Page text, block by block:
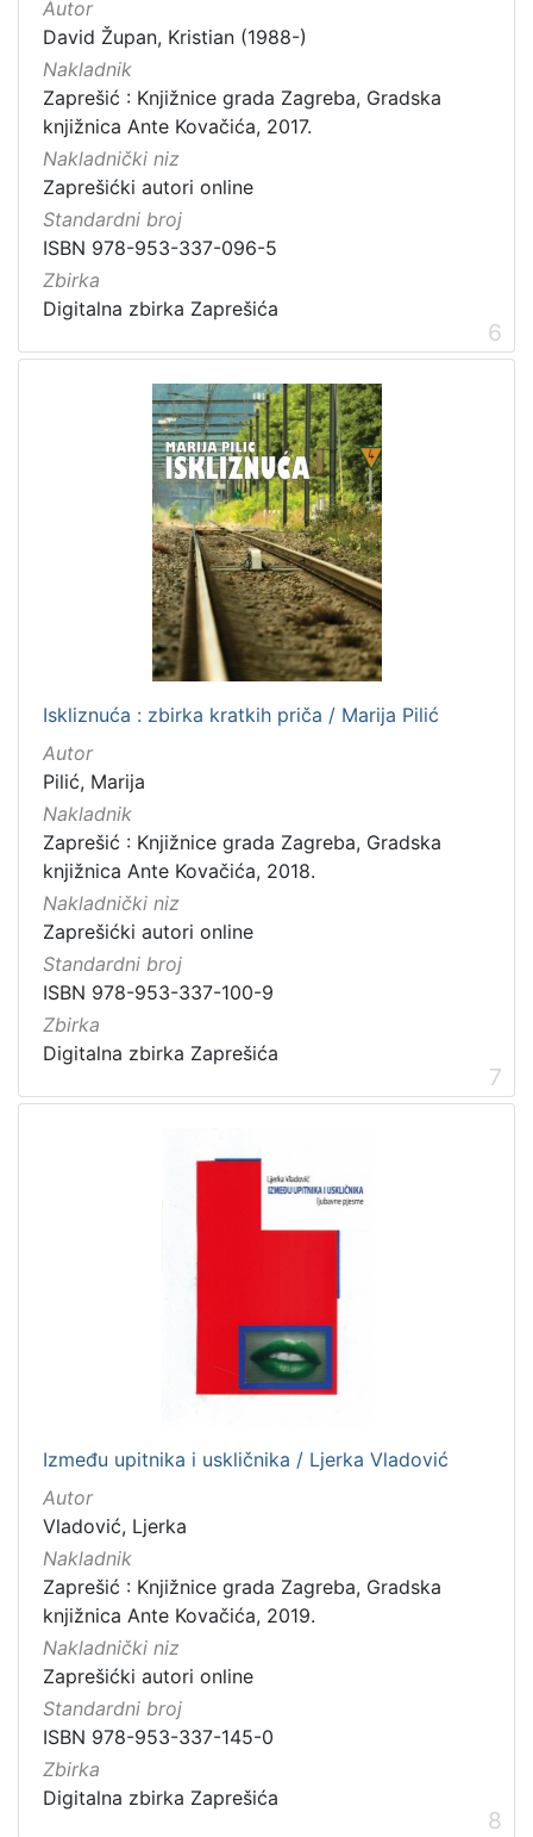
Autor
David Župan, Kristian (1988-)
Nakladnik
Zaprešić : Knjižnice grada Zagreba, Gradska
knjižnica Ante Kovačića, 2017.
Nakladnički niz
Zaprešićki autori online
Standardni broj
ISBN 978-953-337-096-5
Zbirka
Digitalna zbirka Zaprešića
6
Iskliznuća : zbirka kratkih priča / Marija Pilić
Autor
Pilić, Marija
Nakladnik
Zaprešić : Knjižnice grada Zagreba, Gradska
knjižnica Ante Kovačića, 2018.
Nakladnički niz
Zaprešićki autori online
Standardni broj
ISBN 978-953-337-100-9
Zbirka
Digitalna zbirka Zaprešića
7
Između upitnika i uskličnika / Ljerka Vladović
Autor
Vladović, Ljerka
Nakladnik
Zaprešić : Knjižnice grada Zagreba, Gradska
knjižnica Ante Kovačića, 2019.
Nakladnički niz
Zaprešićki autori online
Standardni broj
ISBN 978-953-337-145-0
Zbirka
Digitalna zbirka Zaprešića
8